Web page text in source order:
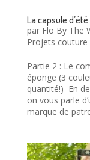
La capsule
par Flo By The
Projets couture
Partie 2 : Le
éponge (3
quantité!) En
on vous parle
marque de